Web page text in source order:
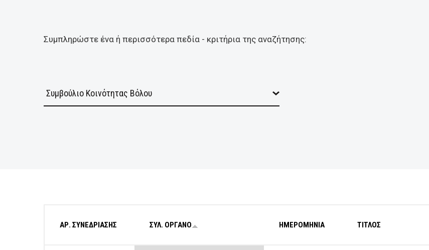
ΕΠΙΧΕΙΡΗΣΕΙΣ
Συμπληρώστε ένα ή περισσότερα πεδία - κριτήρια της αναζήτησης:
ΑΡ. ΣΥΝΕΔΡΙΑΣΗΣ ΣΥΛ. ΟΡΓΑΝΟ ΗΜΕΡΟΜΗΝΙΑ ΤΙΤΛΟΣ